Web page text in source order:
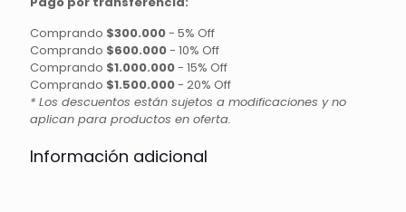
Comprando $300.000- 5% Off
Comprando $600.000- 10% Off
Comprando $1.000.000- 15% Off
Comprando $1.500.000- 20% Off
* Los descuentos están sujetos a modificaciones y no
aplican para productos en oferta.
Información adicional